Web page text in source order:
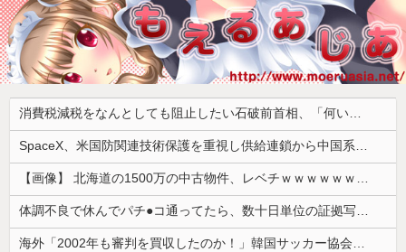
消費税減税をなんとしても阻止したい石破前首相、「何いってんのこいつ」と有権者をドン引きさせるよな屁理屈を……
SpaceX、米国防関連技術保護を重視し供給連鎖から中国系を完全排除へ 供給業者に「中国籍人員をSpaceX向けの生産に関わらせないこと」「中国製の設備・部品を使わないこと」を要求し監査実施
【画像】 北海道の1500万の中古物件、レベチｗｗｗｗｗｗｗｗｗｗｗｗｗｗｗｗｗｗｗｗ
体調不良で休んでパチ●コ通ってたら、数十日単位の証拠写真撮られて会社クビになった
海外「2002年も審判を買収したのか！」韓国サッカー協会による国際試合の審判買収が発覚し大騒ぎ！【海外の反応】